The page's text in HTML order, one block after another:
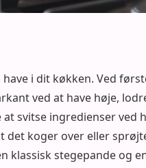
i dit køkken. Ved
ved at have høje,
svitse ingredienser ved
koger over eller
klassisk stegepande og